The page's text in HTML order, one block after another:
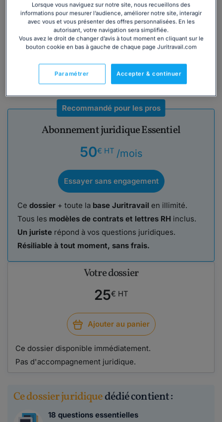
l'intégration du candidat retenu, ce dossier recense les
points à connaître pour desrecrutements sereinsafin de
trouver lesalarié idéal.
Ce dossier +l'accès aux juristes de Juritravail
Votre dossier
25€ HT
Ajouter au panier
Ce dossier disponible immédiatement.
Pas d'accompagnement juridique.
Recommandé pour les pros
Abonnement juridique Essentiel
50€ HT /mois
Essayer sans engagement
Ce dossier + toute la base Juritravail en illimité.
Tous les modèles de contrats et lettres RH inclus.
Un juriste répond à vos questions juridiques.
Résiliable à tout moment, sans frais.
Ce dossier juridiquedédié contient :
18 questions essentielles
Lorsque vous naviguez sur notre site, nous recueillons des
informations pour mesurer l’audience, améliorer notre site, interagir
avec vous et vous présenter des offres personnalisées. En les
autorisant, votre navigation sera simplifiée.
Vous avez le droit de changer d’avis à tout moment en cliquant sur le
bouton cookie en bas à gauche de chaque page Juritravail.com
Accepter & continuer
Paramétrer